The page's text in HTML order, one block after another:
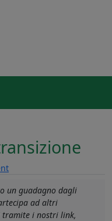
un guadagno dagli
ad altri
tramite i nostri link,